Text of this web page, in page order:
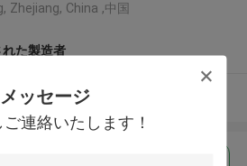
メッセージ
連絡いたします！
Zhejiang, China ,中国
た製造者
くを見て下さい